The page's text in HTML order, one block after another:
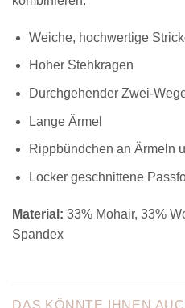
Weiche, hochwertige
Hoher Stehkragen
Durchgehender Zwei-
Lange Ärmel
Rippbündchen an Ärmeln
Locker geschnittene
Material: 33% Mohair, 33%
Spandex